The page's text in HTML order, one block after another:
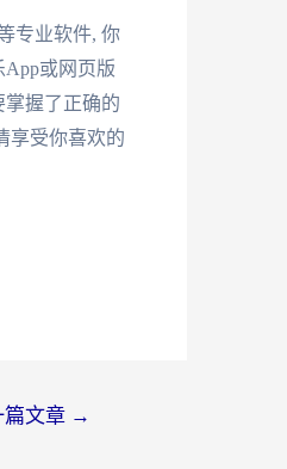
专业软件, 你
或网页版
握了正确的
享受你喜欢的
篇文章 →